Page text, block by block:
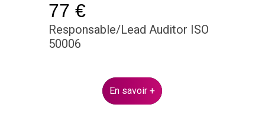
77 €
Responsable/Lead Auditor ISO
50006
En savoir +